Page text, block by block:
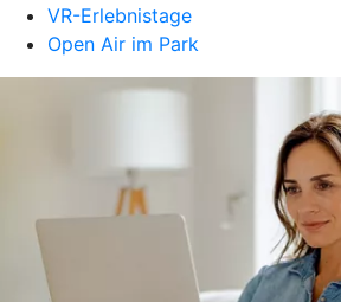
VR-Erlebnistage
Open Air im Park